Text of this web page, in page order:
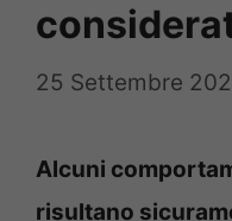
25 Settembre
Alcuni
risultano